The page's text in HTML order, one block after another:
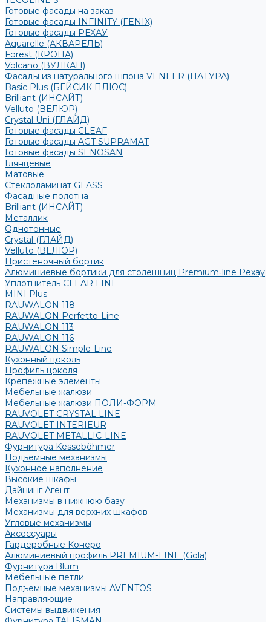
Готовые фасады на заказ
Готовые фасады INFINITY (FENIX)
Готовые фасады РЕХАУ
Aquarelle (АКВАРЕЛЬ)
Forest (КРОНА)
Volcano (ВУЛКАН)
Фасады из натурального шпона VENEER (НАТУРА)
Basic Plus (БЕЙСИК ПЛЮС)
Brilliant (ИНСАЙТ)
Velluto (ВЕЛЮР)
Crystal Uni (ГЛАЙД)
Готовые фасады CLEAF
Готовые фасады AGT SUPRAMAT
Готовые фасады SENOSAN
Глянцевые
Матовые
Стеклоламинат GLASS
Фасадные полотна
Brilliant (ИНСАЙТ)
Металлик
Однотонные
Crystal (ГЛАЙД)
Velluto (ВЕЛЮР)
Пристеночный бортик
Алюминиевые бортики для столешниц Premium‑line Рехау
Уплотнитель CLEAR LINE
MINI Plus
RAUWALON 118
RAUWALON Perfetto-Line
RAUWALON 113
RAUWALON 116
RAUWALON Simple-Line
Кухонный цоколь
Профиль цоколя
Крепёжные элементы
Мебельные жалюзи
Мебельные жалюзи ПОЛИ-ФОРМ
RAUVOLET CRYSTAL LINE
RAUVOLET INTERIEUR
RAUVOLET METALLIC-LINE
Фурнитура Kesseböhmer
Подъемные механизмы
Кухонное наполнение
Высокие шкафы
Дайнинг Агент
Механизмы в нижнюю базу
Механизмы для верхних шкафов
Угловые механизмы
Аксессуары
Гардеробные Конеро
Алюминиевый профиль PREMIUM-LINE (Gola)
Фурнитура Blum
Мебельные петли
Подъемные механизмы AVENTOS
Направляющие
Системы выдвижения